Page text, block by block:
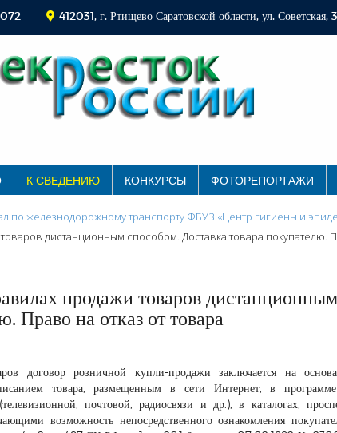
412031, г. Ртищево Саратовской области, ул. Советская, 3
К СВЕДЕНИЮ КОНКУРСЫ ФОТОРЕПОРТАЖИ
по железнодорожному транспорту ФБУЗ «Центр гигиены и
дистанционным способом. Доставка товара покупателю.
продажи товаров
Право на отказ от товара
договор розничной купли-продажи заключается на
товара, размещенным в сети Интернет, в
почтовой, радиосвязи и др.), в каталогах,
возможность непосредственного ознакомления